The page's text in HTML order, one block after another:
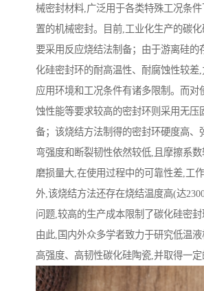
械密封材料,广泛用于各类特殊工况条
置的机械密封。目前,工业化生产的碳
要采用反应烧结法制备；由于游离硅的
化硅密封环的耐高温性、耐腐蚀性较差
应用环境和工况条件有诸多限制。而对
蚀性能等要求较高的密封环则采用无压
备；该烧结方法制得的密封环硬度高、
弯强度和断裂韧性依然较低,且摩擦系
磨损量大,在使用过程中的可靠性差,工
外,该烧结方法还存在烧结温度高(达
问题,较高的生产成本限制了碳化硅密封
由此,国内外众多学者致力于研究低温
高强度、高韧性碳化硅陶瓷,并取得一定